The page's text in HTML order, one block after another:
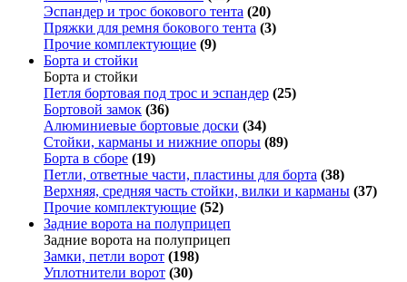
Эспандер и трос бокового тента (20)
Пряжки для ремня бокового тента (3)
Прочие комплектующие (9)
Борта и стойки
Борта и стойки
Петля бортовая под трос и эспандер (25)
Бортовой замок (36)
Алюминиевые бортовые доски (34)
Стойки, карманы и нижние опоры (89)
Борта в сборе (19)
Петли, ответные части, пластины для борта (38)
Верхняя, средняя часть стойки, вилки и карманы (37)
Прочие комплектующие (52)
Задние ворота на полуприцеп
Задние ворота на полуприцеп
Замки, петли ворот (198)
Уплотнители ворот (30)